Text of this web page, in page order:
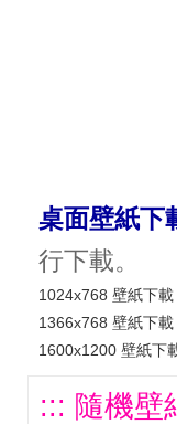
桌面壁紙下
行下載。
1024x768 壁紙下載
1366x768 壁紙下載
1600x1200 壁紙下
::: 隨機壁